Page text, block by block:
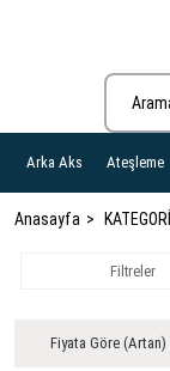
Arka Aks Ateşleme
Anasayfa
Filtreler
Fiyata Göre (Artan)